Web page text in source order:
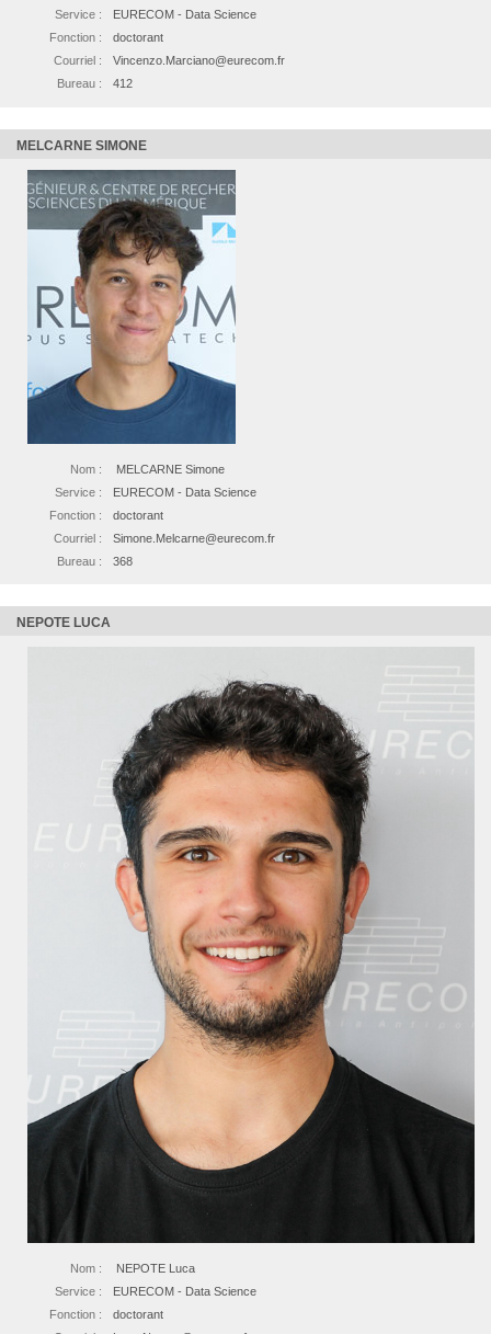
Service :
EURECOM - Data Science
Fonction :
doctorant
Courriel :
Vincenzo.Marciano@eurecom.fr
Bureau :
412
MELCARNE SIMONE
Nom :
MELCARNE Simone
Service :
EURECOM - Data Science
Fonction :
doctorant
Courriel :
Simone.Melcarne@eurecom.fr
Bureau :
368
NEPOTE LUCA
Nom :
NEPOTE Luca
Service :
EURECOM - Data Science
Fonction :
doctorant